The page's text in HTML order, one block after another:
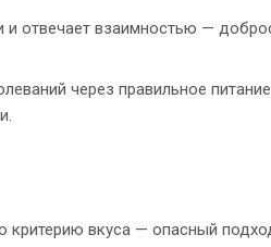
и отвечает взаимностью —
через правильное
критерию вкуса — опасный